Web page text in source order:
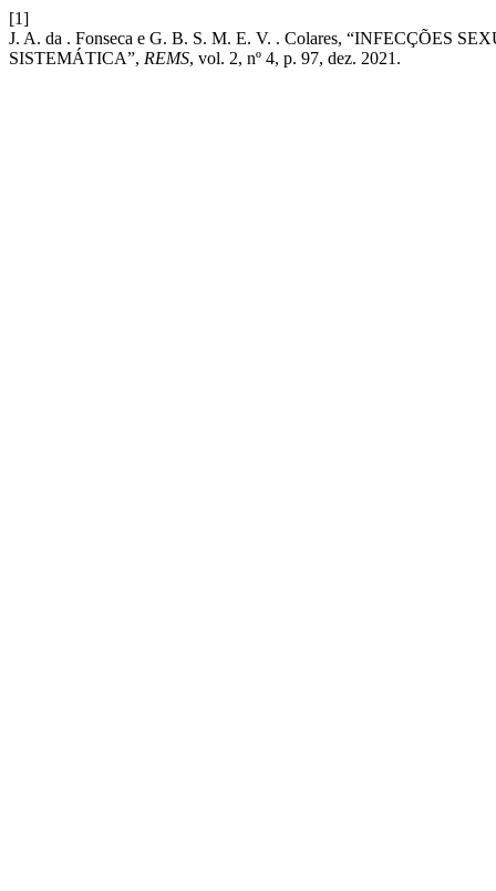
[1]
J. A. da . Fonseca e G. B. S. M. E. V. . Colares, “INFECÇÕES
SISTEMÁTICA”, REMS, vol. 2, nº 4, p. 97, dez. 2021.